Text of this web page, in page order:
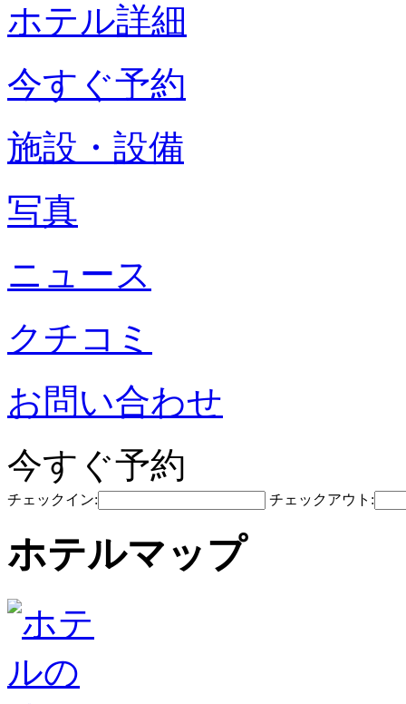
ホテル詳細
今すぐ予約
施設・設備
写真
ニュース
クチコミ
お問い合わせ
今すぐ予約
チェックイン: チェックアウト:
ホテルマップ